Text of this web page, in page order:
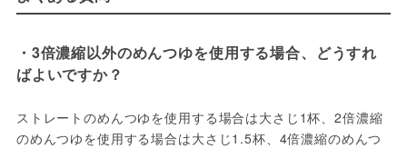
・3倍濃縮以外のめんつゆを使用する場合、どうすれ
ばよいですか？
ストレートのめんつゆを使用する場合は大さじ1杯、2倍濃縮
のめんつゆを使用する場合は大さじ1.5杯、4倍濃縮のめんつ